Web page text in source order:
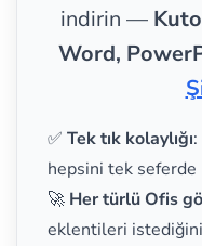
indirin —
Word,
✅ Tek tık kolaylığı
hepsini tek seferde
🚀 Her türlü Ofis
eklentileri